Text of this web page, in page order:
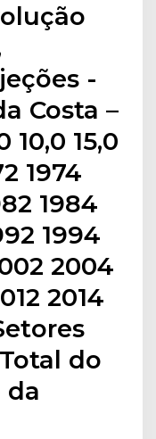
-
Costa –
10,0 15,0
1974
1984
1994
2004
2014
do
da